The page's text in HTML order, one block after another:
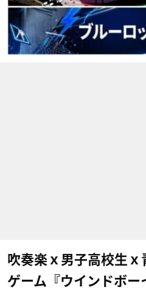
吹奏楽ｘ男子高校生
ゲーム『ウインドボー